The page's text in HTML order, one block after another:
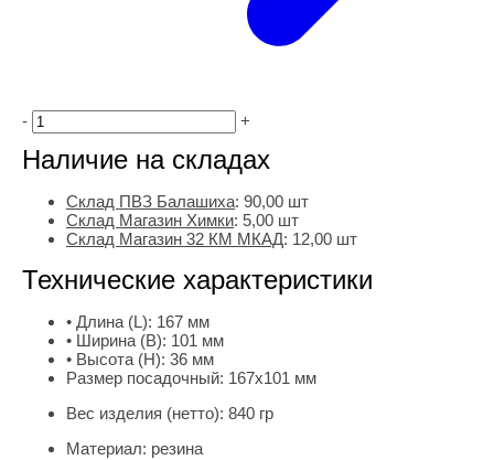
- +
Наличие на складах
Склад ПВЗ Балашиха: 90,00 шт
Склад Магазин Химки: 5,00 шт
Склад Магазин 32 КМ МКАД: 12,00 шт
Технические характеристики
• Длина (L): 167 мм
• Ширина (B): 101 мм
• Высота (H): 36 мм
Размер посадочный: 167х101 мм
Вес изделия (нетто): 840 гр
Материал: резина